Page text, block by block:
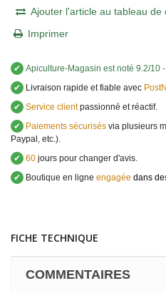
Ajouter l'article au tableau de
Imprimer
✔ Apiculture-Magasin est noté 9.2/10
✔
Livraison rapide et fiable avec
✔ Service clientpassionné et réactif.
✔
Paiements sécurisés via plusieurs
Paypal, etc.).
✔ 60 jours pour changer d'avis.
✔
Boutique en ligne engagée dans
FICHE TECHNIQUE
COMMENTAIRES